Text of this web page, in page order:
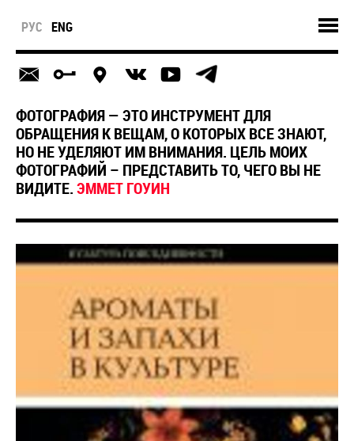
РУС ENG
ФОТОГРАФИЯ — ЭТО ИНСТРУМЕНТ ДЛЯ
ОБРАЩЕНИЯ К ВЕЩАМ, О КОТОРЫХ ВСЕ ЗНАЮТ,
НО НЕ УДЕЛЯЮТ ИМ ВНИМАНИЯ. ЦЕЛЬ МОИХ
ФОТОГРАФИЙ – ПРЕДСТАВИТЬ ТО, ЧЕГО ВЫ НЕ
ВИДИТЕ.ЭММЕТ ГОУИН